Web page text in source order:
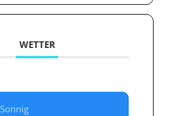
WETTER
Sonnig